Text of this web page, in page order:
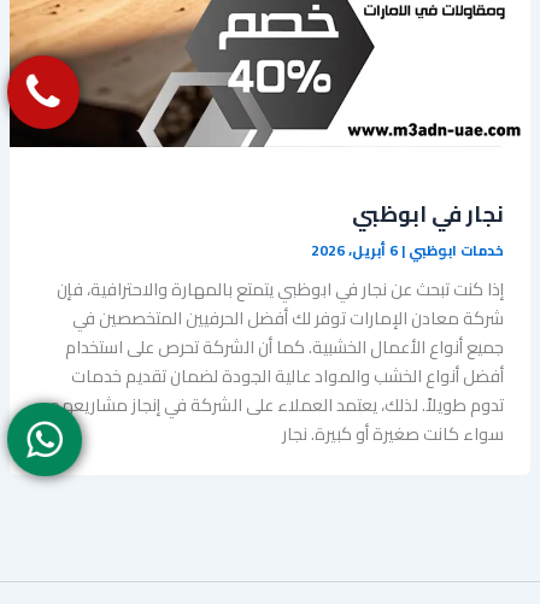
نجار في ابوظبي
خدمات ابوظبي|6 أبريل، 2026
إذا كنت تبحث عن نجار في ابوظبي يتمتع بالمهارة والاحترافية، فإن
شركة معادن الإمارات توفر لك أفضل الحرفيين المتخصصين في
جميع أنواع الأعمال الخشبية. كما أن الشركة تحرص على استخدام
أفضل أنواع الخشب والمواد عالية الجودة لضمان تقديم خدمات
تدوم طويلاً. لذلك، يعتمد العملاء على الشركة في إنجاز مشاريعهم
سواء كانت صغيرة أو كبيرة. نجار